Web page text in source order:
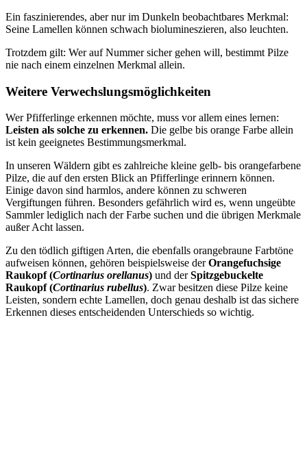
Ein faszinierendes, aber nur im Dunkeln beobachtbares Merkmal:
Seine Lamellen können schwach biolumineszieren, also leuchten.
Trotzdem gilt: Wer auf Nummer sicher gehen will, bestimmt Pilze
nie nach einem einzelnen Merkmal allein.
Weitere Verwechslungsmöglichkeiten
Wer Pfifferlinge erkennen möchte, muss vor allem eines lernen:
Leisten als solche zu erkennen. Die gelbe bis orange Farbe allein
ist kein geeignetes Bestimmungsmerkmal.
In unseren Wäldern gibt es zahlreiche kleine gelb- bis orangefarbene
Pilze, die auf den ersten Blick an Pfifferlinge erinnern können.
Einige davon sind harmlos, andere können zu schweren
Vergiftungen führen. Besonders gefährlich wird es, wenn ungeübte
Sammler lediglich nach der Farbe suchen und die übrigen Merkmale
außer Acht lassen.
Zu den tödlich giftigen Arten, die ebenfalls orangebraune Farbtöne
aufweisen können, gehören beispielsweise derOrangefuchsige
Raukopf (Cortinarius orellanus) und derSpitzgebuckelte
Raukopf (Cortinarius rubellus). Zwar besitzen diese Pilze keine
Leisten, sondern echte Lamellen, doch genau deshalb ist das sichere
Erkennen dieses entscheidenden Unterschieds so wichtig.